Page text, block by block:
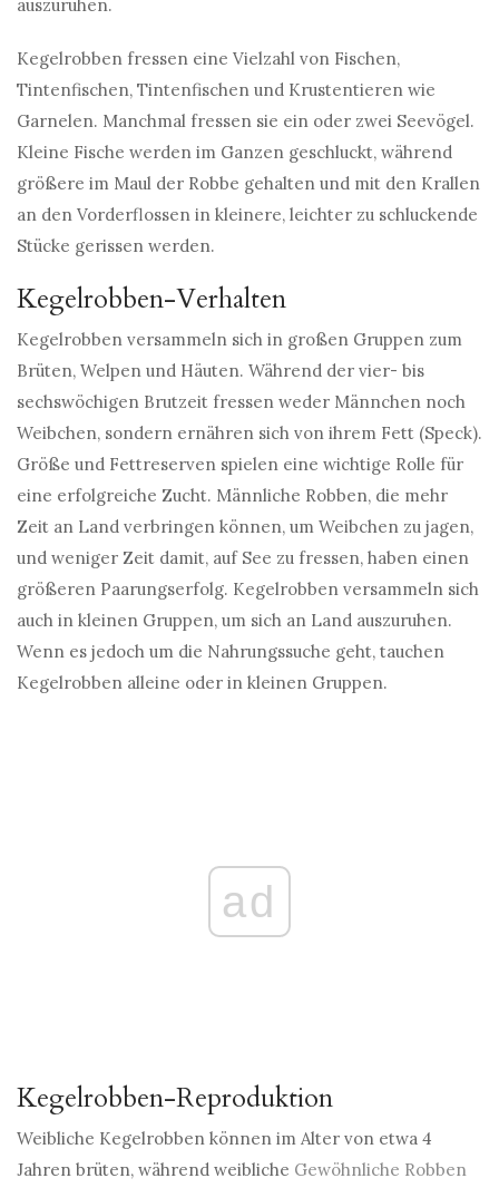
auszuruhen.
Kegelrobben fressen eine Vielzahl von Fischen,
Tintenfischen, Tintenfischen und Krustentieren wie
Garnelen. Manchmal fressen sie ein oder zwei Seevögel.
Kleine Fische werden im Ganzen geschluckt, während
größere im Maul der Robbe gehalten und mit den Krallen
an den Vorderflossen in kleinere, leichter zu schluckende
Stücke gerissen werden.
Kegelrobben-Verhalten
Kegelrobben versammeln sich in großen Gruppen zum
Brüten, Welpen und Häuten. Während der vier- bis
sechswöchigen Brutzeit fressen weder Männchen noch
Weibchen, sondern ernähren sich von ihrem Fett (Speck).
Größe und Fettreserven spielen eine wichtige Rolle für
eine erfolgreiche Zucht. Männliche Robben, die mehr
Zeit an Land verbringen können, um Weibchen zu jagen,
und weniger Zeit damit, auf See zu fressen, haben einen
größeren Paarungserfolg. Kegelrobben versammeln sich
auch in kleinen Gruppen, um sich an Land auszuruhen.
Wenn es jedoch um die Nahrungssuche geht, tauchen
Kegelrobben alleine oder in kleinen Gruppen.
ad
Kegelrobben-Reproduktion
Weibliche Kegelrobben können im Alter von etwa 4
Jahren brüten, während weibliche Gewöhnliche Robben